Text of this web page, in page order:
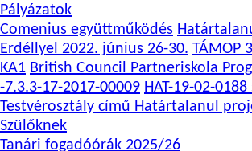
Pályázatok
Comenius együttműködés
Erdéllyel 2022. június 26-30. TÁMOP
KA1 British Council Partneriskola
-7.3.3-17-2017-00009 HAT-19-02-0188
Testvérosztály című Határtalanul
Szülőknek
Tanári fogadóórák 2025/26